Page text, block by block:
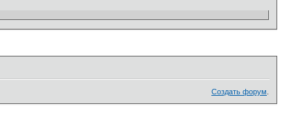
Создать форум